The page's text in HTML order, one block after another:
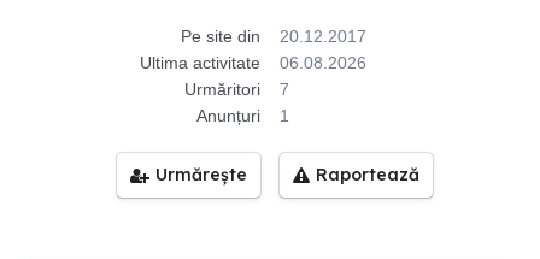
Pe site din
20.12.2017
Ultima activitate
06.08.2026
Urmăritori
7
Anunțuri
1
Urmărește Raportează